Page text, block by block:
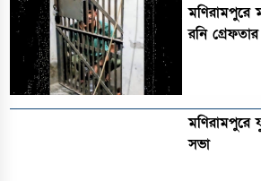
মণিরামপুরে
রনি গ্রেফতার
মণিরামপুরে
সভা